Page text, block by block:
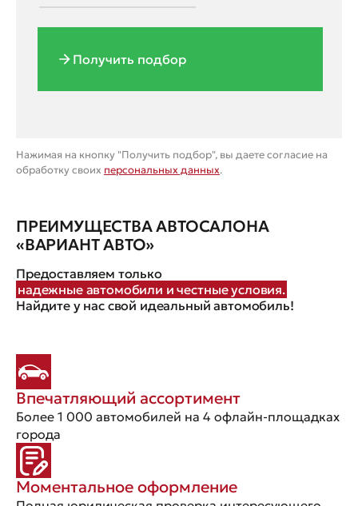
Получить подбор
Нажимая на кнопку "Получить подбор", вы даете согласие на
обработку своих персональных данных.
ПРЕИМУЩЕСТВА АВТОСАЛОНА
«ВАРИАНТ АВТО»
Предоставляем только
надежные автомобили и честные условия.
Найдите у нас свой идеальный автомобиль!
Впечатляющий ассортимент
Более 1 000 автомобилей на 4 офлайн-площадках
города
Моментальное оформление